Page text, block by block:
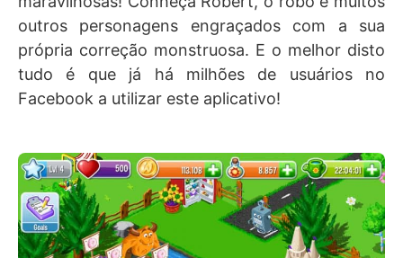
outros personagens engraçados com a sua
própria correção monstruosa. E o melhor disto
tudo é que já há milhões de usuários no
Facebook a utilizar este aplicativo!